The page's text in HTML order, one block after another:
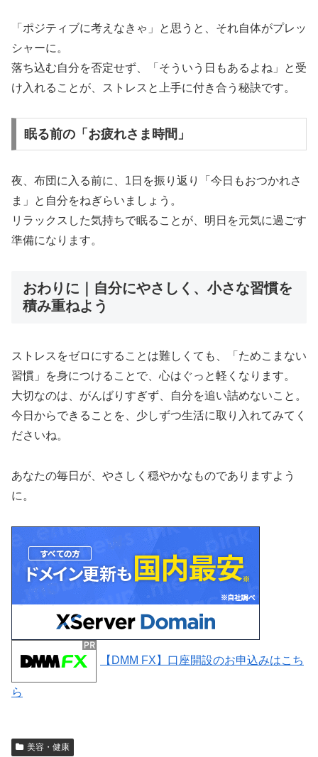
「ポジティブに考えなきゃ」と思うと、それ自体がプレッ
シャーに。
落ち込む自分を否定せず、「そういう日もあるよね」と受
け入れることが、ストレスと上手に付き合う秘訣です。
眠る前の「お疲れさま時間」
夜、布団に入る前に、1日を振り返り「今日もおつかれさ
ま」と自分をねぎらいましょう。
リラックスした気持ちで眠ることが、明日を元気に過ごす
準備になります。
おわりに｜自分にやさしく、小さな習慣を
積み重ねよう
ストレスをゼロにすることは難しくても、「ためこまない
習慣」を身につけることで、心はぐっと軽くなります。
大切なのは、がんばりすぎず、自分を追い詰めないこと。
今日からできることを、少しずつ生活に取り入れてみてく
ださいね。
あなたの毎日が、やさしく穏やかなものでありますよう
に。
【DMM FX】口座開設のお申込みはこち
ら
美容・健康